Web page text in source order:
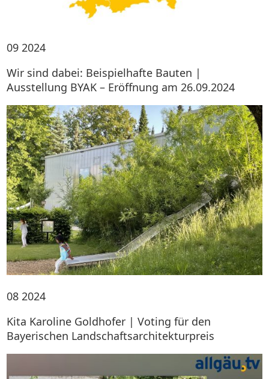
09 2024
Wir sind dabei: Beispielhafte Bauten |
Ausstellung BYAK – Eröffnung am 26.09.2024
08 2024
Kita Karoline Goldhofer | Voting für den
Bayerischen Landschaftsarchitekturpreis